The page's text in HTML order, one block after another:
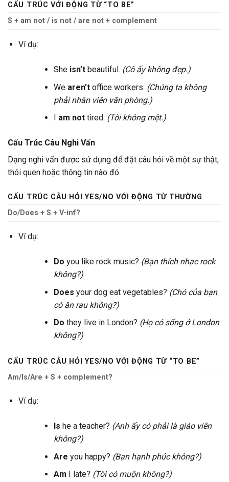
CẤU TRÚC VỚI ĐỘNG TỪ “TO BE”
S + am not / is not / are not + complement
Ví dụ:
She isn’tbeautiful. (Cô ấy không đẹp.)
We aren’toffice workers. (Chúng ta không
phải nhân viên văn phòng.)
am nottired. (Tôi không mệt.)
Cấu Trúc Câu Nghi Vấn
Dạng nghi vấn được sử dụng để đặt câu hỏi về một sự thật,
thói quen hoặc thông tin nào đó.
CẤU TRÚC CÂU HỎI YES/NO VỚI ĐỘNG TỪ THƯỜNG
Do/Does + S + V-inf?
Ví dụ:
Do you like rock music? (Bạn thích nhạc rock
không?)
Does your dog eat vegetables? (Chó của bạn
có ăn rau không?)
Do they live in London? (Họ có sống ở London
không?)
CẤU TRÚC CÂU HỎI YES/NO VỚI ĐỘNG TỪ “TO BE”
Am/Is/Are + S + complement?
Ví dụ:
Is he a teacher? (Anh ấy có phải là giáo viên
không?)
Are you happy? (Bạn hạnh phúc không?)
Am I late? (Tôi có muộn không?)